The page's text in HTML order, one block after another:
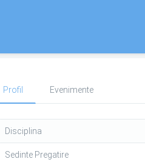
Profil Evenimente
Disciplina
Sedinte Pregatire